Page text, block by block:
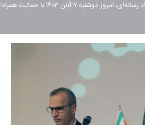
داده‌های ملی و جهانی» به‌مناسبت هفته جهانی سواد رسانه‌ای، امروز دوشنبه